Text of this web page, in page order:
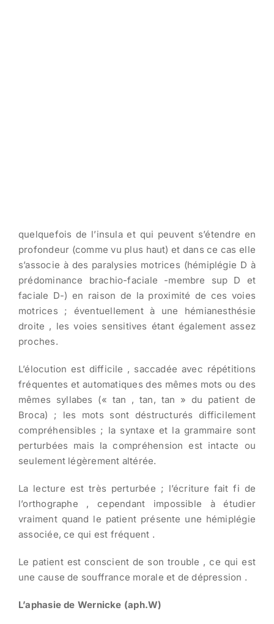
quelquefois de l’insula et qui peuvent s’étendre en
profondeur (comme vu plus haut) et dans ce cas elle
s’associe à des paralysies motrices (hémiplégie D à
prédominance brachio-faciale -membre sup D et
faciale D-) en raison de la proximité de ces voies
motrices ; éventuellement à une hémianesthésie
droite , les voies sensitives étant également assez
proches.
L’élocution est difficile , saccadée avec répétitions
fréquentes et automatiques des mêmes mots ou des
mêmes syllabes (« tan , tan, tan » du patient de
Broca) ; les mots sont déstructurés difficilement
compréhensibles ; la syntaxe et la grammaire sont
perturbées mais la compréhension est intacte ou
seulement légèrement altérée.
La lecture est très perturbée ; l’écriture fait fi de
l’orthographe , cependant impossible à étudier
vraiment quand le patient présente une hémiplégie
associée, ce qui est fréquent .
Le patient est conscient de son trouble , ce qui est
une cause de souffrance morale et de dépression .
L’aphasie de Wernicke (aph.W)